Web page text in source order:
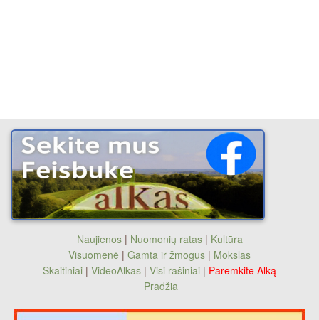
Naujienos| Nuomonių ratas| Kultūra
Visuomenė | Gamta ir žmogus | Mokslas
Skaitiniai | VideoAlkas | Visi rašiniai | Paremkite Alką
Pradžia